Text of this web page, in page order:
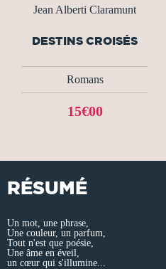
Jean Alberti Claramunt
DESTINS CROISÉS
Romans
15€00
RÉSUMÉ
Un mot, une phrase,
Une couleur, un parfum,
Tout n'est que poésie,
Une âme en éveil,
un cœur qui s'illumine...